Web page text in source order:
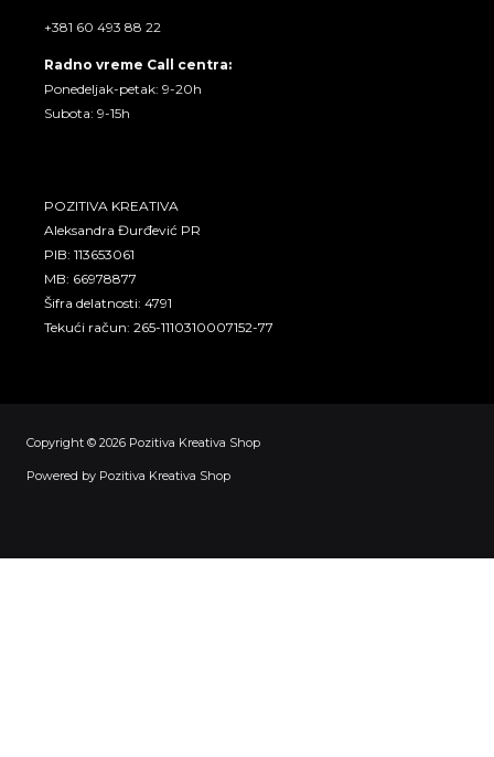
+381 60 493 88 22
Radno vreme Call centra:
Ponedeljak-petak: 9-20h
Subota: 9-15h
POZITIVA KREATIVA
Aleksandra Đurđević PR
PIB: 113653061
MB: 66978877
Šifra delatnosti: 4791
Tekući račun: 265-1110310007152-77
Copyright © 2026 Pozitiva Kreativa Shop
Powered by Pozitiva Kreativa Shop